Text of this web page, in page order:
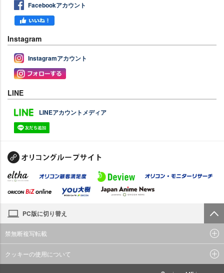
Facebookアカウント
Instagram
Instagramアカウント
LINE
LINEアカウントメディア
PC版に切り替え
禁無断複写転載
クッキーの使用について